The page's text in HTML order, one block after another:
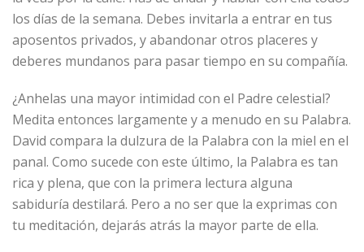
los días de la semana. Debes invitarla a entrar en tus
aposentos privados, y abandonar otros placeres y
deberes mundanos para pasar tiempo en su compañía.
¿Anhelas una mayor intimidad con el Padre celestial?
Medita entonces largamente y a menudo en su Palabra.
David compara la dulzura de la Palabra con la miel en el
panal. Como sucede con este último, la Palabra es tan
rica y plena, que con la primera lectura alguna
sabiduría destilará. Pero a no ser que la exprimas con
tu meditación, dejarás atrás la mayor parte de ella.